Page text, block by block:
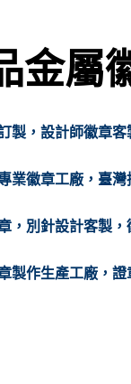
金屬
製，設計師徽章
業徽章工廠，臺
，別針設計客製
製作生產工廠，